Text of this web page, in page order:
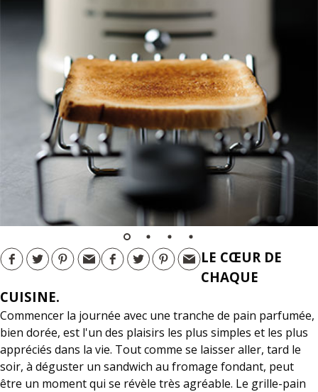
LE CŒUR DE
CHAQUE
CUISINE.
Commencer la journée avec une tranche de pain parfumée,
bien dorée, est l'un des plaisirs les plus simples et les plus
appréciés dans la vie. Tout comme se laisser aller, tard le
soir, à déguster un sandwich au fromage fondant, peut
être un moment qui se révèle très agréable. Le grille-pain